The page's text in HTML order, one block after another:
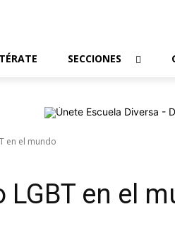
SECCIONES
en el mundo
en el